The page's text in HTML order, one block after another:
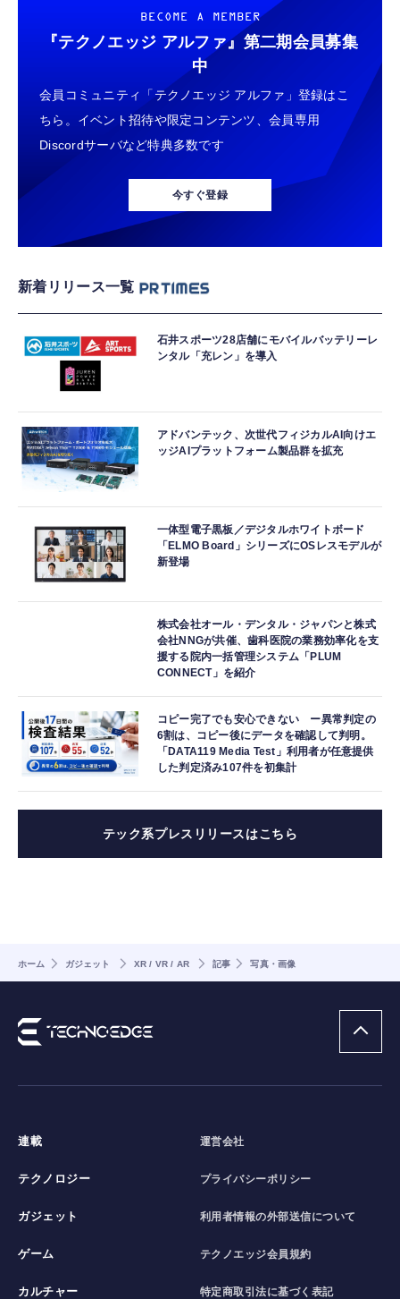
BECOME A MEMBER
『テクノエッジ アルファ』 第二期会員募集
中
会員コミュニティ「テクノエッジ アルファ」登録はこ
ちら。イベント招待や限定コンテンツ、会員専用
Discordサーバなど特典多数です
今すぐ登録
新着リリース一覧
石井スポーツ28店舗にモバイルバッテリーレ
ンタル「充レン」を導入
アドバンテック、次世代フィジカルAI向けエ
ッジAIプラットフォーム製品群を拡充
一体型電子黒板／デジタルホワイトボード
「ELMO Board」シリーズにOSレスモデルが
新登場
株式会社オール・デンタル・ジャパンと株式
会社NNGが共催、歯科医院の業務効率化を支
援する院内一括管理システム「PLUM
CONNECT」を紹介
コピー完了でも安心できない ー異常判定の
6割は、コピー後にデータを確認して判明。
「DATA119 Media Test」利用者が任意提供
した判定済み107件を初集計
テック系プレスリリースはこちら
ホーム ガジェット XR / VR / AR 記事 写真・画像
連載
テクノロジー
ガジェット
ゲーム
カルチャー
運営会社
プライバシーポリシー
利用者情報の外部送信について
テクノエッジ会員規約
特定商取引法に基づく表記